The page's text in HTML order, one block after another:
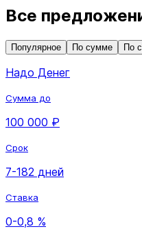
Все
Популярное По сумме По
Надо Денег
Сумма до
100 000 ₽
Срок
7-182 дней
Ставка
0-0,8 %